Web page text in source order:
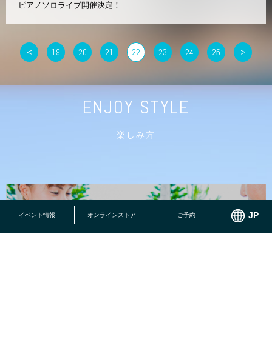
イベント情報 オンラインストア ご予約
ピアノソロライブ開催決定！
< 19 20 21 22 23 24 25 >
ENJOY STYLE
楽しみ方